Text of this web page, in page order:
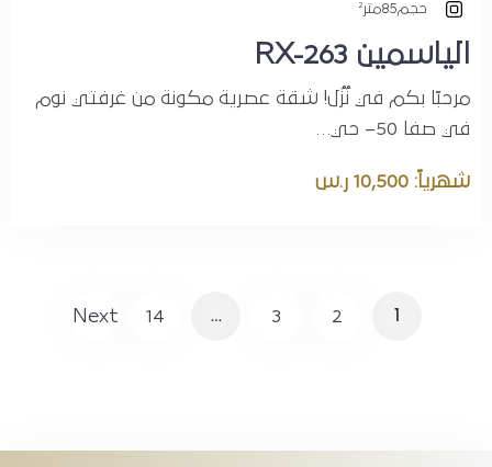
الياسمين RX-263
شهرياً: 10,500 ر.س
مرحبًا بكم في نُزُل! شقة عصرية مكونة من غرفتي نوم
في صفا 50– حي…
حجم85متر²
2
3
…
14
Next